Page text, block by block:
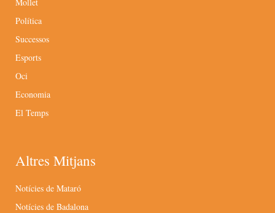
Política
Successos
Esports
Oci
Economia
El Temps
Altres Mitjans
Notícies de Mataró
Notícies de Badalona